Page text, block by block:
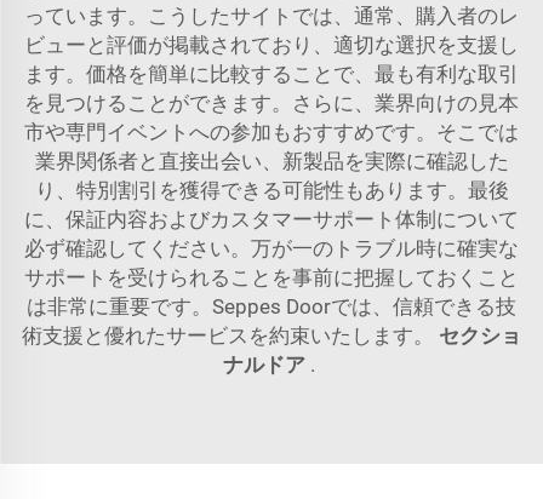
っています。こうしたサイトでは、通常、購入者のレ
ビューと評価が掲載されており、適切な選択を支援し
ます。価格を簡単に比較することで、最も有利な取引
を見つけることができます。さらに、業界向けの見本
市や専門イベントへの参加もおすすめです。そこでは
業界関係者と直接出会い、新製品を実際に確認した
り、特別割引を獲得できる可能性もあります。最後
に、保証内容およびカスタマーサポート体制について
必ず確認してください。万が一のトラブル時に確実な
サポートを受けられることを事前に把握しておくこと
は非常に重要です。Seppes Doorでは、信頼できる技
術支援と優れたサービスを約束いたします。 セクショ
ナルドア .